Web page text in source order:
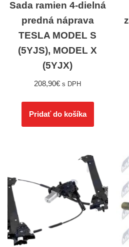
Sada ramien 4-dielná
predná náprava
TESLA MODEL S
(5YJS), MODEL X
(5YJX)
208,90€ s DPH
Pridať do košíka